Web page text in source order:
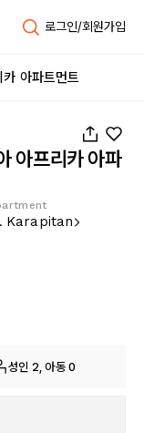
로그인/회원가입
아파트먼트
아프리카 아파
Karapitan
성인 2, 아동 0